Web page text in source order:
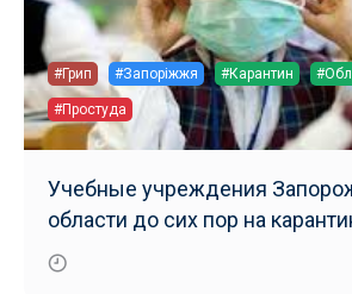
#Грип #Запоріжжя #Карантин
#Простуда
Учебные учреждения
области до сих пор на